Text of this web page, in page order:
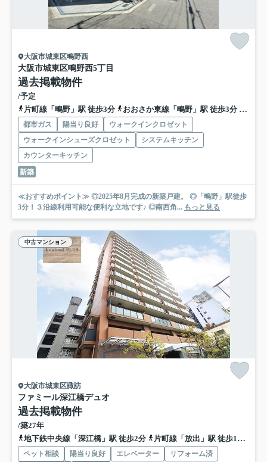
大阪市城東区鴫野西
大阪市城東区鴫野西5丁目
過去掲載物件
/予定
片町線「鴫野」駅 徒歩3分
おおさか東線「鴫野」駅 徒歩3分 地下
都市ガス 陽当り良好
ウォークインクロゼット
ウォークインシューズクロゼット
システムキッチン
カウンターキッチン
新築
≪おすすめポイント≫ ◎2025年8月完成の新築戸建。 ◎「鴫野」駅徒歩
3分！３沿線利用可能な便利な立地です♪ ◎南西角... もっと見る
中古マンション
大阪市城東区諏訪
ファミール深江橋デュオ
過去掲載物件
/築27年
地下鉄中央線「深江橋」駅 徒歩2分
片町線「放出」駅 徒歩17分
ペット相談 陽当り良好 エレベーター
リフォーム済